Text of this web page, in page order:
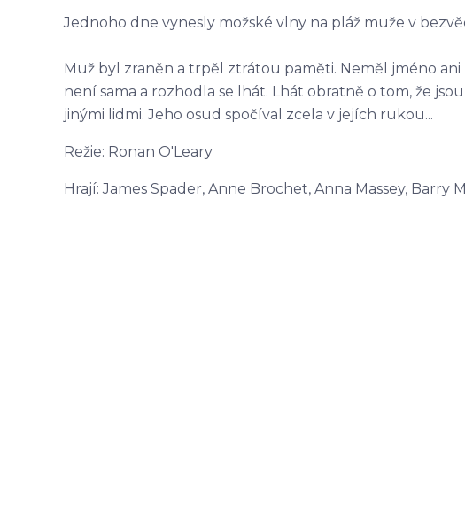
Jednoho dne vynesly možské vlny na pláž muže v
Muž byl zraněn a trpěl ztrátou paměti. Neměl jméno ani
není sama a rozhodla se lhát. Lhát obratně o tom, že
jinými lidmi. Jeho osud spočíval zcela v jejích rukou...
Režie: Ronan O'Leary
Hrají: James Spader, Anne Brochet, Anna Massey, Barry